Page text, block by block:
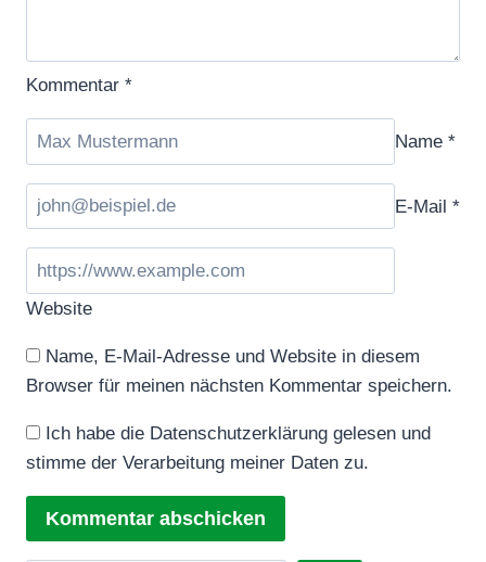
Kommentar *
Name *
E-Mail *
Website
Name, E-Mail-Adresse und Website in diesem
Browser für meinen nächsten Kommentar speichern.
Ich habe die Datenschutzerklärung gelesen und
stimme der Verarbeitung meiner Daten zu.